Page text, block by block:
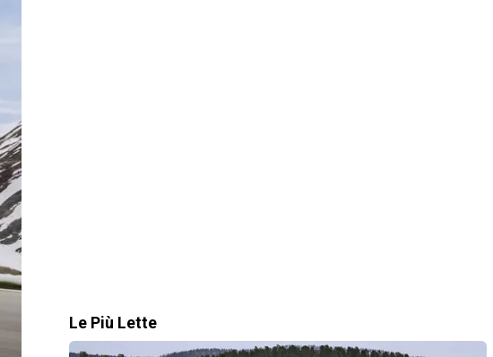
Le Più Lette